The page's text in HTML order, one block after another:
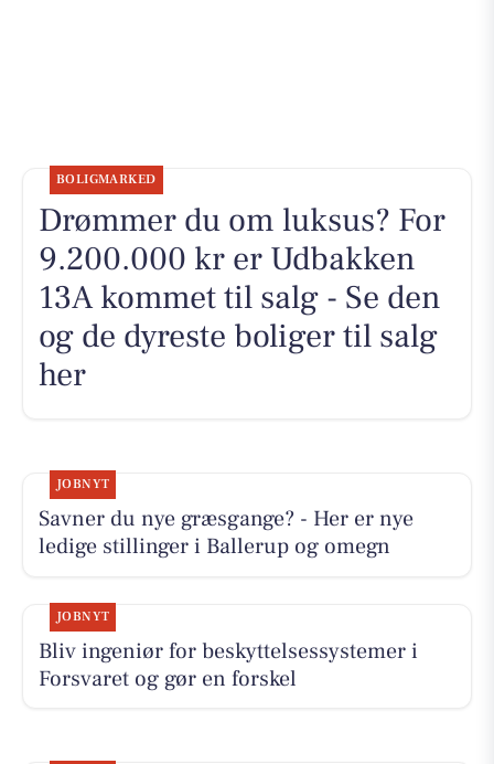
BOLIGMARKED
Drømmer du om luksus? For
9.200.000 kr er Udbakken
13A kommet til salg - Se den
og de dyreste boliger til salg
her
JOBNYT
Savner du nye græsgange? - Her er nye
ledige stillinger i Ballerup og omegn
JOBNYT
Bliv ingeniør for beskyttelsessystemer i
Forsvaret og gør en forskel